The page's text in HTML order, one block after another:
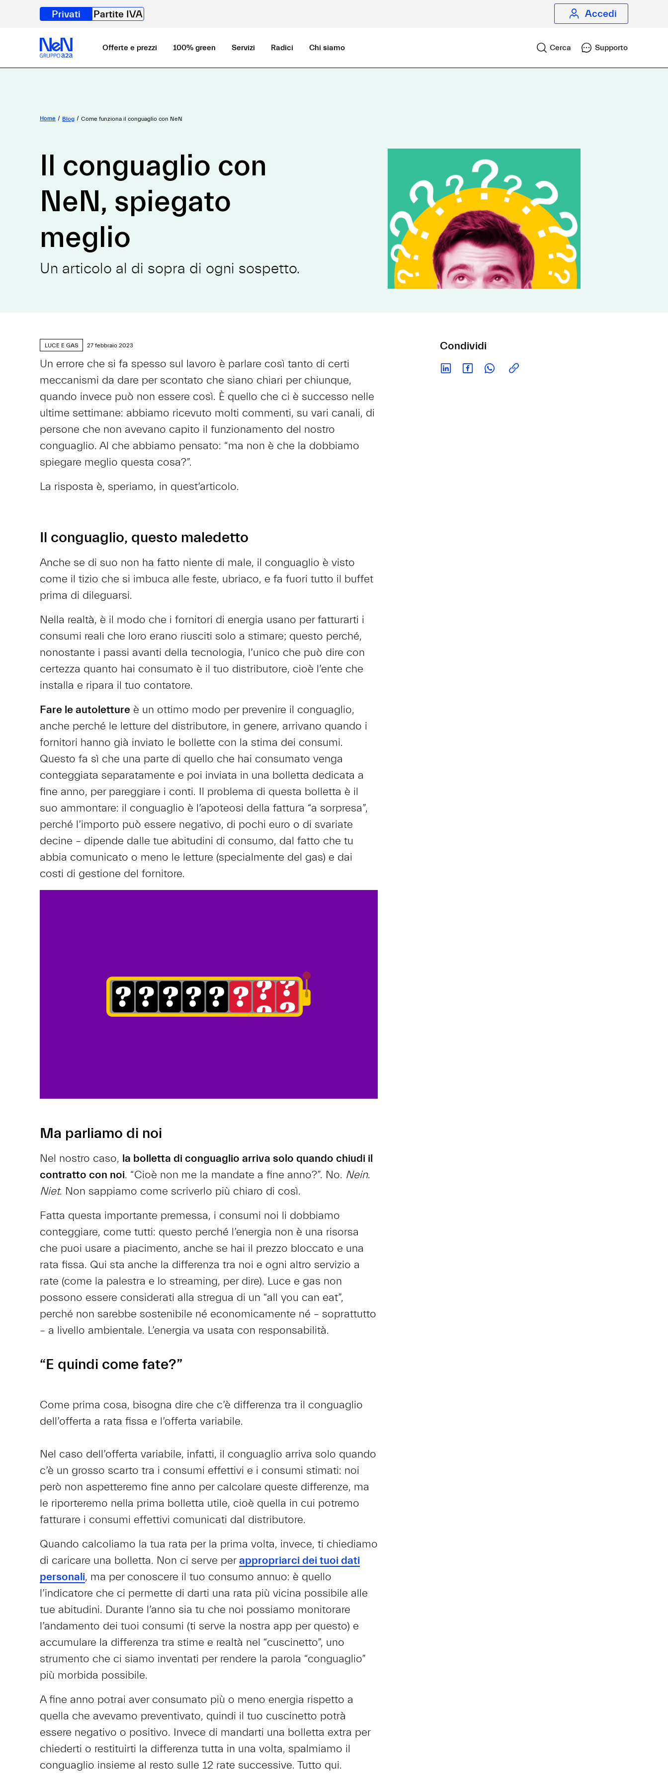
Privati Partite IVA Accedi
Offerte e prezzi 100% green Servizi Radici Chi siamo Cerca Supporto
Home Blog Come funziona il conguaglio con NeN
Il conguaglio con
NeN, spiegato
meglio
Un articolo al di sopra di ogni sospetto.
LUCE E GAS 27 febbraio 2023
Condividi
Un errore che si fa spesso sul lavoro è parlare così tanto di certi
meccanismi da dare per scontato che siano chiari per chiunque,
quando invece può non essere così. È quello che ci è successo nelle
ultime settimane: abbiamo ricevuto molti commenti, su vari canali, di
persone che non avevano capito il funzionamento del nostro
conguaglio. Al che abbiamo pensato: “ma non è che la dobbiamo
spiegare meglio questa cosa?”.
La risposta è, speriamo, in quest’articolo.
Il conguaglio, questo maledetto
Anche se di suo non ha fatto niente di male, il conguaglio è visto
come il tizio che si imbuca alle feste, ubriaco, e fa fuori tutto il buffet
prima di dileguarsi.
Nella realtà, è il modo che i fornitori di energia usano per fatturarti i
consumi reali che loro erano riusciti solo a stimare; questo perché,
nonostante i passi avanti della tecnologia, l’unico che può dire con
certezza quanto hai consumato è il tuo distributore, cioè l’ente che
installa e ripara il tuo contatore.
Fare le autoletture è un ottimo modo per prevenire il conguaglio,
anche perché le letture del distributore, in genere, arrivano quando i
fornitori hanno già inviato le bollette con la stima dei consumi.
Questo fa sì che una parte di quello che hai consumato venga
conteggiata separatamente e poi inviata in una bolletta dedicata a
fine anno, per pareggiare i conti. Il problema di questa bolletta è il
suo ammontare: il conguaglio è l’apoteosi della fattura “a sorpresa”,
perché l’importo può essere negativo, di pochi euro o di svariate
decine – dipende dalle tue abitudini di consumo, dal fatto che tu
abbia comunicato o meno le letture (specialmente del gas) e dai
costi di gestione del fornitore.
Ma parliamo di noi
Nel nostro caso, la bolletta di conguaglio arriva solo quando chiudi il
contratto con noi. “Cioè non me la mandate a fine anno?”. No. Nein.
Niet. Non sappiamo come scriverlo più chiaro di così.
Fatta questa importante premessa, i consumi noi li dobbiamo
conteggiare, come tutti: questo perché l’energia non è una risorsa
che puoi usare a piacimento, anche se hai il prezzo bloccato e una
rata fissa. Qui sta anche la differenza tra noi e ogni altro servizio a
rate (come la palestra e lo streaming, per dire). Luce e gas non
possono essere considerati alla stregua di un “all you can eat”,
perché non sarebbe sostenibile né economicamente né – soprattutto
– a livello ambientale. L’energia va usata con responsabilità.
“E quindi come fate?”
Come prima cosa, bisogna dire che c’è differenza tra il conguaglio
dell’offerta a rata fissa e l’offerta variabile.
Nel caso dell’offerta variabile, infatti, il conguaglio arriva solo quando
c’è un grosso scarto tra i consumi effettivi e i consumi stimati: noi
però non aspetteremo fine anno per calcolare queste differenze, ma
le riporteremo nella prima bolletta utile, cioè quella in cui potremo
fatturare i consumi effettivi comunicati dal distributore.
Quando calcoliamo la tua rata per la prima volta, invece, ti chiediamo
di caricare una bolletta. Non ci serve per appropriarci dei tuoi dati
personali, ma per conoscere il tuo consumo annuo: è quello
l’indicatore che ci permette di darti una rata più vicina possibile alle
tue abitudini. Durante l’anno sia tu che noi possiamo monitorare
l’andamento dei tuoi consumi (ti serve la nostra app per questo) e
accumulare la differenza tra stime e realtà nel “cuscinetto”, uno
strumento che ci siamo inventati per rendere la parola “conguaglio”
più morbida possibile.
A fine anno potrai aver consumato più o meno energia rispetto a
quella che avevamo preventivato, quindi il tuo cuscinetto potrà
essere negativo o positivo. Invece di mandarti una bolletta extra per
chiederti o restituirti la differenza tutta in una volta, spalmiamo il
conguaglio insieme al resto sulle 12 rate successive. Tutto qui.